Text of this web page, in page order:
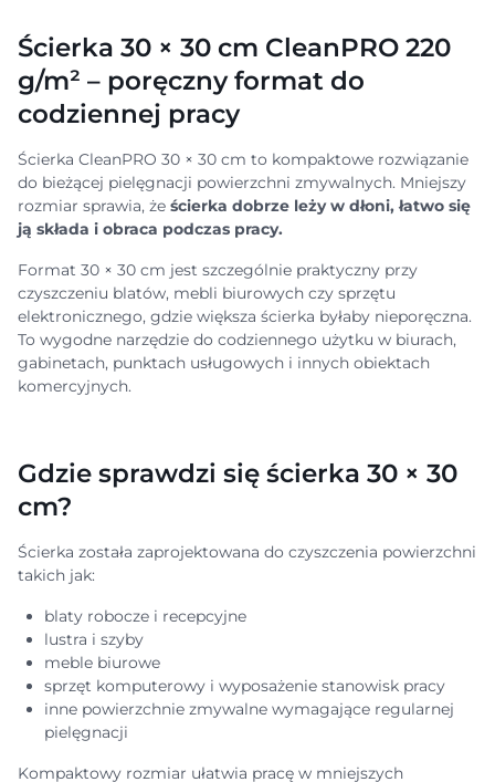
Ścierka 30 × 30 cm CleanPRO 220
g/m² – poręczny format do
codziennej pracy
Ścierka CleanPRO 30 × 30 cm to kompaktowe rozwiązanie
do bieżącej pielęgnacji powierzchni zmywalnych. Mniejszy
rozmiar sprawia, że ścierka dobrze leży w dłoni, łatwo się
ją składa i obraca podczas pracy.
Format 30 × 30 cm jest szczególnie praktyczny przy
czyszczeniu blatów, mebli biurowych czy sprzętu
elektronicznego, gdzie większa ścierka byłaby nieporęczna.
To wygodne narzędzie do codziennego użytku w biurach,
gabinetach, punktach usługowych i innych obiektach
komercyjnych.
Gdzie sprawdzi się ścierka 30 × 30
cm?
Ścierka została zaprojektowana do czyszczenia powierzchni
takich jak:
blaty robocze i recepcyjne
lustra i szyby
meble biurowe
sprzęt komputerowy i wyposażenie stanowisk pracy
inne powierzchnie zmywalne wymagające regularnej
pielęgnacji
Kompaktowy rozmiar ułatwia pracę w mniejszych